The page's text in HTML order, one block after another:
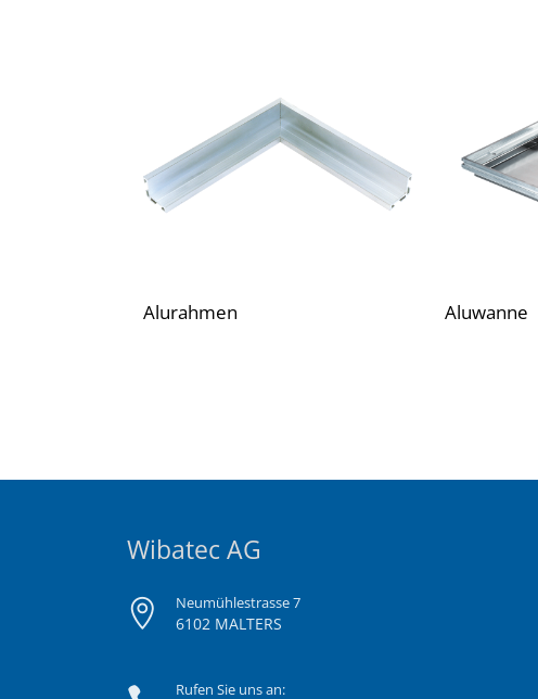
Alurahmen Aluwanne
Wibatec AG
Neumühlestrasse 7
6102 MALTERS
Rufen Sie uns an: